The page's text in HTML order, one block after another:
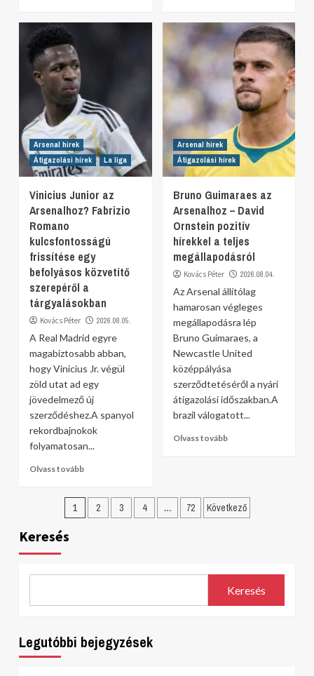
Arsenal hírek
Átigazolási hírek
La liga
Vinicius Junior az
Arsenalhoz? Fabrizio
Romano
kulcsfontosságú
frissítése egy
befolyásos közvetítő
szerepéről a
tárgyalásokban
Kovács Péter 2026.08.05.
A Real Madrid egyre
magabiztosabb abban,
hogy Vinicius Jr. végül
zöld utat ad egy
jövedelmező új
szerződéshez.A spanyol
rekordbajnokok
folyamatosan...
Olvass tovább
Arsenal hírek
Átigazolási hírek
Bruno Guimaraes az
Arsenalhoz – David
Ornstein pozitív
hírekkel a teljes
megállapodásról
Kovács Péter 2026.08.04.
Az Arsenal állítólag
hamarosan végleges
megállapodásra lép
Bruno Guimaraes, a
Newcastle United
középpályása
szerződtetéséről a nyári
átigazolási időszakban.A
brazil válogatott...
Olvass tovább
Bejegyzések
1 2 3 4 … 72 Következő
Keresés
Keresés
Legutóbbi bejegyzések